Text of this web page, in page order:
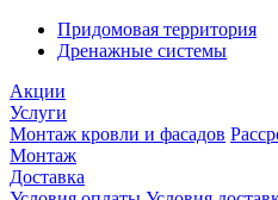
Придомовая территория
Дренажные системы
Акции
Услуги
Монтаж кровли и фасадов
Монтаж
Доставка